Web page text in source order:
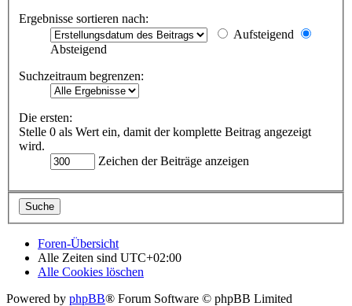
Ergebnisse sortieren nach:
Aufsteigend
Absteigend
Suchzeitraum begrenzen:
Die ersten:
Stelle 0 als Wert ein, damit der komplette Beitrag angezeigt
wird.
Zeichen der Beiträge anzeigen
Foren-Übersicht
Alle Zeiten sind UTC+02:00
Alle Cookies löschen
Powered by phpBB® Forum Software © phpBB Limited